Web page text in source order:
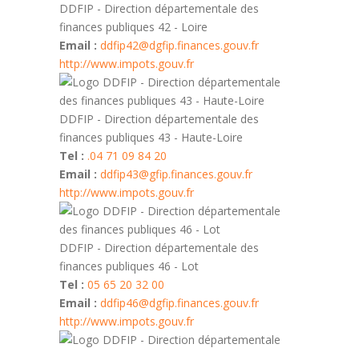
DDFIP - Direction départementale des
finances publiques 42 - Loire
Email : ddfip42@dgfip.finances.gouv.fr
http://www.impots.gouv.fr
DDFIP - Direction départementale des
finances publiques 43 - Haute-Loire
Tel : .04 71 09 84 20
Email : ddfip43@gfip.finances.gouv.fr
http://www.impots.gouv.fr
DDFIP - Direction départementale des
finances publiques 46 - Lot
Tel : 05 65 20 32 00
Email : ddfip46@dgfip.finances.gouv.fr
http://www.impots.gouv.fr